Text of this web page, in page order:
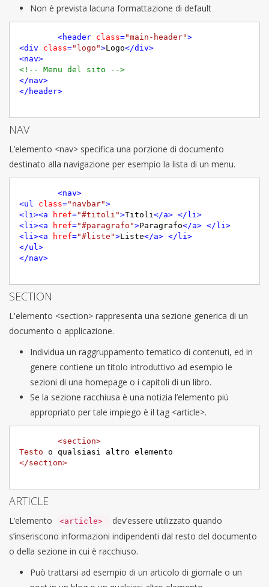
Non è prevista lacuna formattazione di default
<header class="main-header">
<div class="logo">Logo</div>
<nav>
<!-- Menu del sito -->
</nav>
</ header>
NAV
L’elemento <nav> specifica una porzione di documento
destinato alla navigazione per esempio la lista di un menu.
<nav>
<ul class="navbar">
<li><a href="#titoli">Titoli</a> </ li>
<li><a href="#paragrafo">Paragrafo</a> </ li>
<li><a href="#liste">Liste</a> </ li>
</ul>
</nav>
SECTION
L'elemento <section> rappresenta una sezione generica di un
documento o applicazione.
Individua un raggruppamento tematico di contenuti, ed in
genere contiene un titolo introduttivo ad esempio le
sezioni di una homepage o i capitoli di un libro.
Se la sezione racchiusa è una notizia l’elemento più
appropriato per tale impiego è il tag <article>.
<section>
Testo
</section>
ARTICLE
L’elemento <article>
dev’essere utilizzato quando
s’inseriscono informazioni indipendenti dal resto del documento
o della sezione in cui è racchiuso.
Può trattarsi ad esempio di un articolo di giornale o un